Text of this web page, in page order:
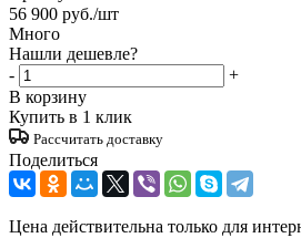
56 900 руб./шт
Много
Нашли дешевле?
-
+
В корзину
Купить в 1 клик
Рассчитать доставку
Поделиться
Цена действительна только для